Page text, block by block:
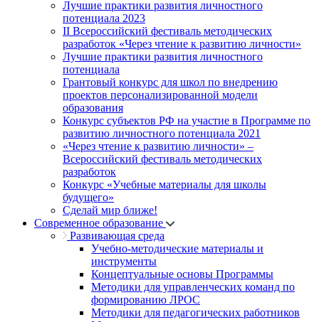
Лучшие практики развития личностного
потенциала 2023
II Всероссийский фестиваль методических
разработок «Через чтение к развитию личности»
Лучшие практики развития личностного
потенциала
Грантовый конкурс для школ по внедрению
проектов персонализированной модели
образования
Конкурс субъектов РФ на участие в Программе по
развитию личностного потенциала 2021
«Через чтение к развитию личности» –
Всероссийский фестиваль методических
разработок
Конкурс «Учебные материалы для школы
будущего»
Сделай мир ближе!
Современное образование
Развивающая среда
Учебно-методические материалы и
инструменты
Концептуальные основы Программы
Методики для управленческих команд по
формированию ЛРОС
Методики для педагогических работников